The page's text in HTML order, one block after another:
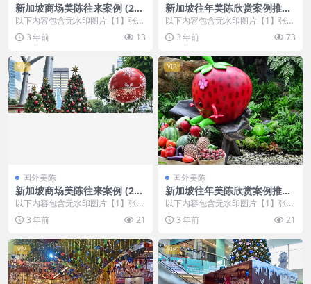
新加坡商场美陈往来案例 (209
7)上海市美陈公司
以下内容包含无水印图片【1】张
，开通会员无障碍浏览 开通VIP会
员 3 年前 13
新加坡往年美陈欣赏案例推荐
(82)连云港市美程制作
以下内容包含无水印图片【1】张
，开通会员无障碍浏览 开通VIP会
员 3 年前 73
VIP
国外美陈
新加坡商场美陈往来案例 (23
4)长沙市壹企划
以下内容包含无水印图片【1】张
，开通会员无障碍浏览 开通VIP会
员 3 年前 21
VIP
国外美陈
新加坡往年美陈欣赏案例推荐
(52)滨州市一企划
以下内容包含无水印图片【1】张
，开通会员无障碍浏览 开通VIP会
员 3 年前 21
VIP VIP